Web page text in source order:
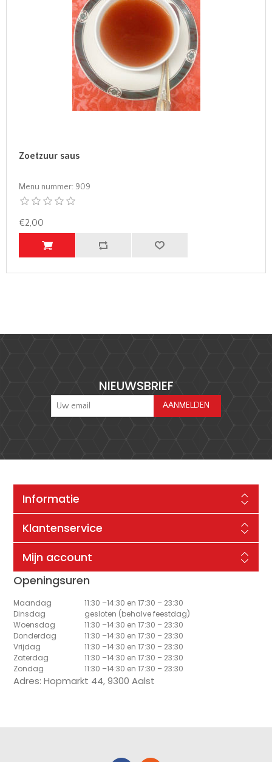
Zoetzuur saus
Menu nummer: 909
€2,00
NIEUWSBRIEF
Informatie
Klantenservice
Mijn account
Openingsuren
Maandag
11:30 –14:30 en 17:30 – 23:30
Dinsdag
gesloten (behalve feestdag)
Woensdag
11:30 –14:30 en 17:30 – 23:30
Donderdag
11:30 –14:30 en 17:30 – 23:30
Vrijdag
11:30 –14:30 en 17:30 – 23:30
Zaterdag
11:30 –14:30 en 17:30 – 23:30
Zondag
11:30 –14:30 en 17:30 – 23:30
Adres: Hopmarkt 44, 9300 Aalst